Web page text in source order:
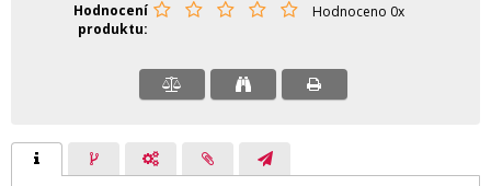
Hodnocení
produktu
Hodnoceno 0x